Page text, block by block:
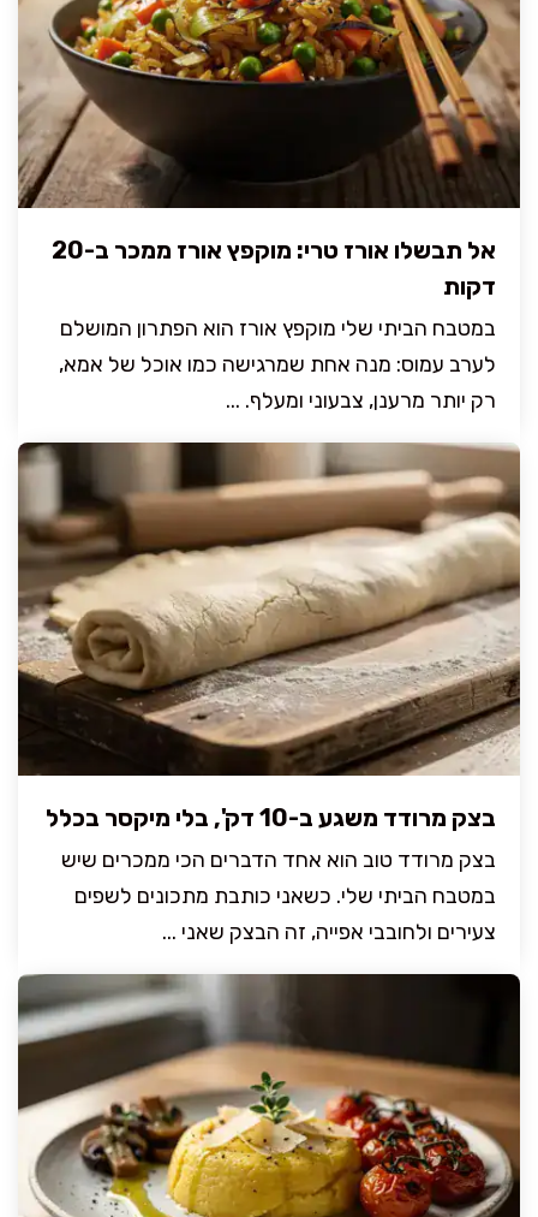
אל תבשלו אורז טרי: מוקפץ אורז ממכר ב-20
דקות
במטבח הביתי שלי מוקפץ אורז הוא הפתרון המושלם
לערב עמוס: מנה אחת שמרגישה כמו אוכל של אמא,
רק יותר מרענן, צבעוני ומעלף. ...
בצק מרודד משגע ב-10 דק', בלי מיקסר בכלל
בצק מרודד טוב הוא אחד הדברים הכי ממכרים שיש
במטבח הביתי שלי. כשאני כותבת מתכונים לשפים
צעירים ולחובבי אפייה, זה הבצק שאני ...